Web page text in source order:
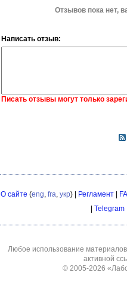
Отзывов пока нет,
Написать отзыв:
Писать отзывы могут только
О сайте (eng fra укр) | Регламент|
| Telegram
Любое использование
активной
© 2005-2026